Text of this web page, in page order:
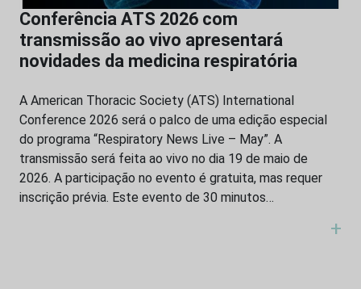
Conferência ATS 2026 com
transmissão ao vivo apresentará
novidades da medicina respiratória
A American Thoracic Society (ATS) International
Conference 2026 será o palco de uma edição especial
do programa “Respiratory News Live – May”. A
transmissão será feita ao vivo no dia 19 de maio de
2026. A participação no evento é gratuita, mas requer
inscrição prévia. Este evento de 30 minutos…
+